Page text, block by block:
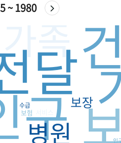
~ 1980
구
달
가족
병원
보장
보험
수급
인